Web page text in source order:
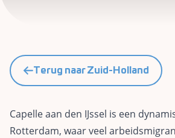
Terug naar Zuid-Holland
Capelle aan den IJssel is een
Rotterdam, waar veel